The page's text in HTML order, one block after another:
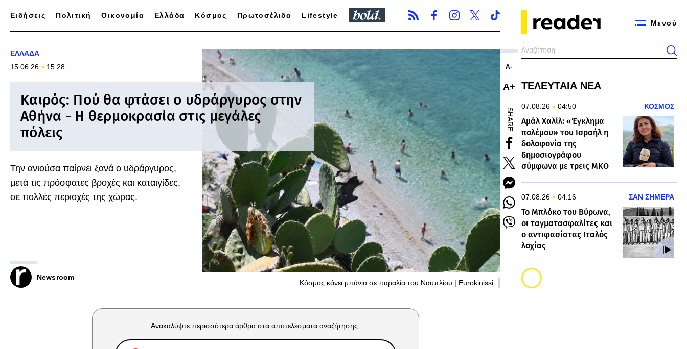
Μενού
Ειδήσεις Πολιτική Οικονομία Ελλάδα Κόσμος Πρωτοσέλιδα Lifestyle
ΕΛΛΑΔΑ
15.06.26
15:28
Καιρός: Πού θα φτάσει ο υδράργυρος στην
Αθήνα - Η θερμοκρασία στις μεγάλες
πόλεις
Την ανιούσα παίρνει ξανά ο υδράργυρος,
μετά τις πρόσφατες βροχές και καταιγίδες,
σε πολλές περιοχές της χώρας.
Newsroom
Κόσμος κάνει μπάνιο σε παραλία του Ναυπλίου | Eurokinissi
Α-
Α+
SHARE
Ανακαλύψτε περισσότερα άρθρα στα αποτελέσματα αναζήτησης.
ΤΕΛΕΥΤΑΙΑ ΝΕΑ
07.08.26 04:50 ΚΟΣΜΟΣ
Αμάλ Χαλίλ: «Έγκλημα
πολέμου» του Ισραήλ η
δολοφονία της
δημοσιογράφου
σύμφωνα με τρεις ΜΚΟ
07.08.26 04:16 ΣΑΝ ΣΗΜΕΡΑ
Το Μπλόκο του Βύρωνα,
οι ταγματασφαλίτες και
ο αντιφασίστας Ιταλός
λοχίας